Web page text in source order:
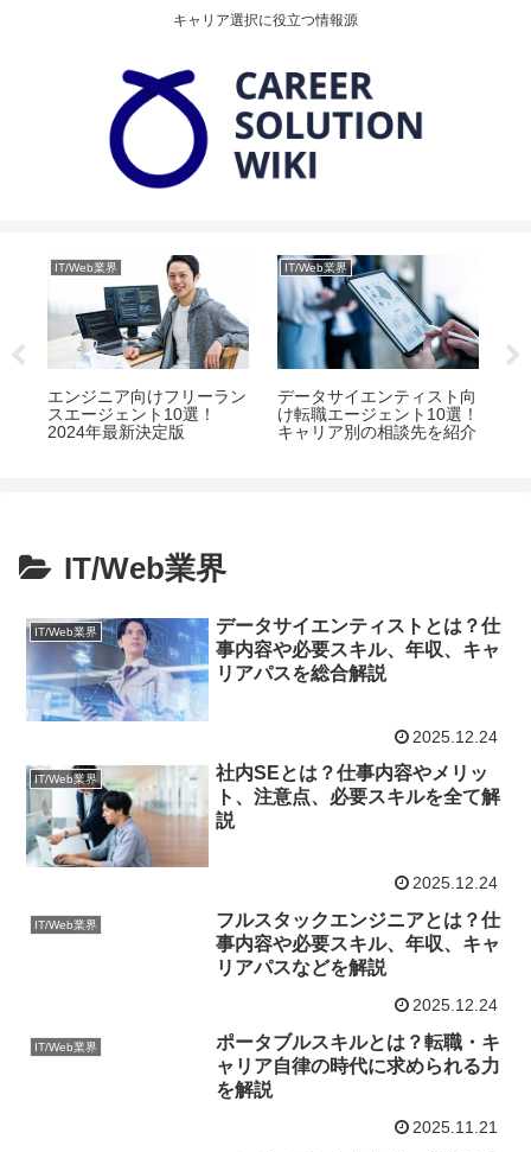
キャリア選択に役立つ情報源
IT/Web業界
エンジニア向けフリーラン
スエージェント10選！
2024年最新決定版
IT/Web業界
データサイエンティスト向
け転職エージェント10選！
キャリア別の相談先を紹介
IT/Web業界
IT/Web業界
データサイエンティストとは？仕
事内容や必要スキル、年収、キャ
リアパスを総合解説
2025.12.24
IT/Web業界
社内SEとは？仕事内容やメリッ
ト、注意点、必要スキルを全て解
説
2025.12.24
IT/Web業界
フルスタックエンジニアとは？仕
事内容や必要スキル、年収、キャ
リアパスなどを解説
2025.12.24
IT/Web業界
ポータブルスキルとは？転職・キ
ャリア自律の時代に求められる力
を解説
2025.11.21